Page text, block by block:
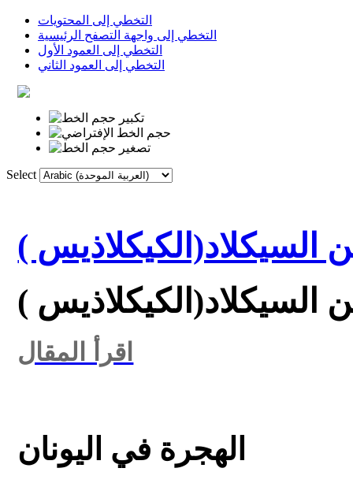
التخطي إلى المحتويات
التخطي إلى واجهة التصفح الرئيسية
التخطي إلى العمود الأول
التخطي إلى العمود الثاني
Select
)
)
اقرأ المقال
الهجرة في اليونان